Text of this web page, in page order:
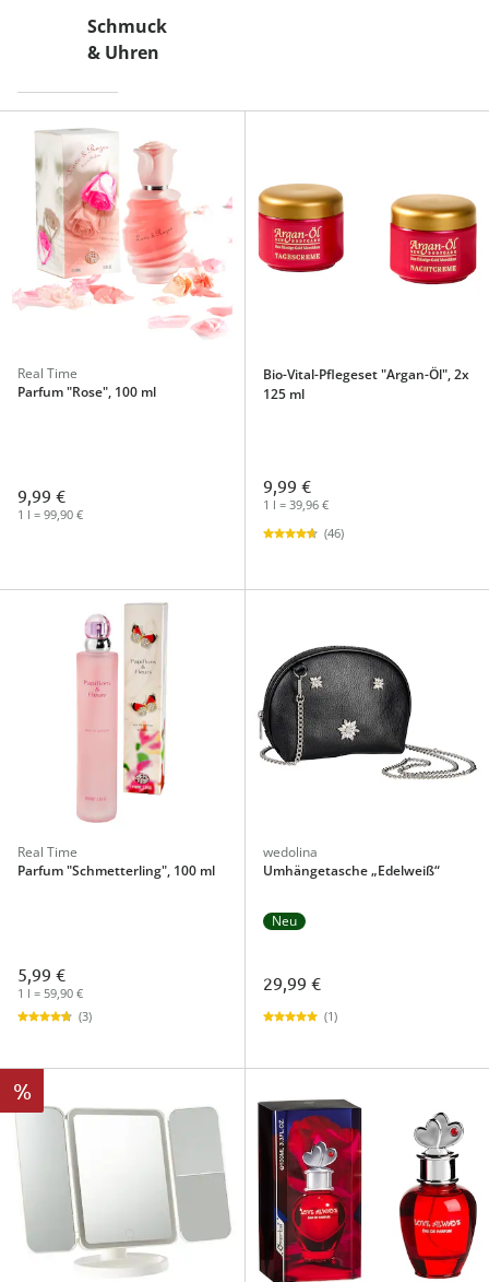
Schmuck
& Uhren
Real Time
Parfum "Rose", 100 ml
9,99 €
1 l = 99,90 €
Bio-Vital-Pflegeset "Argan-Öl", 2x
125 ml
9,99 €
1 l = 39,96 €
(46)
Real Time
Parfum "Schmetterling", 100 ml
5,99 €
1 l = 59,90 €
(3)
wedolina
Umhängetasche „Edelweiß“
Neu
29,99 €
(1)
%